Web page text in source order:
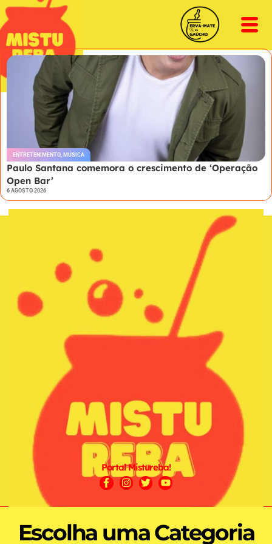
ENTRETENIMENTO, MÚSICA
Paulo Santana comemora o crescimento de ‘Operação
Open Bar’
6 AGOSTO 2026
Portal Mistureba!
Escolha uma Categoria